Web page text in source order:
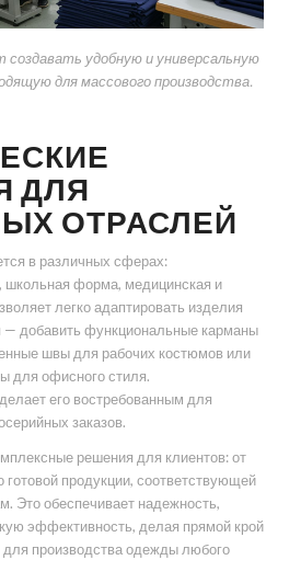
создавать удобную и универсальную
для массового производства.
ДЛЯ
ОТРАСЛЕЙ
в различных сферах:
школьная форма, медицинская и
легко адаптировать изделия
— добавить функциональные карманы
швы для рабочих костюмов или
для офисного стиля.
его востребованным для
заказов.
решения для клиентов: от
продукции, соответствующей
Это обеспечивает надежность,
эффективность, делая прямой крой
производства одежды любого